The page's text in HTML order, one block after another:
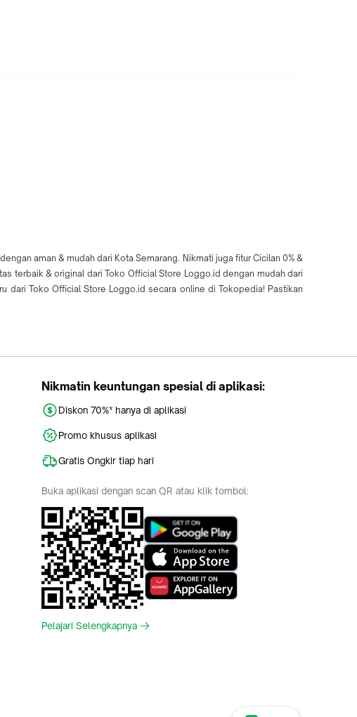
aman & mudah dari Kota Semarang. Nikmati juga fitur Cicilan 0% &
terbaik & original dari Toko Official Store Loggo.id dengan mudah dari
dari Toko Official Store Loggo.id secara online di Tokopedia! Pastikan
Nikmatin keuntungan spesial di aplikasi:
Diskon 70%* hanya di aplikasi
Promo khusus aplikasi
Gratis Ongkir tiap hari
Buka aplikasi dengan scan QR atau klik tombol:
Pelajari Selengkapnya